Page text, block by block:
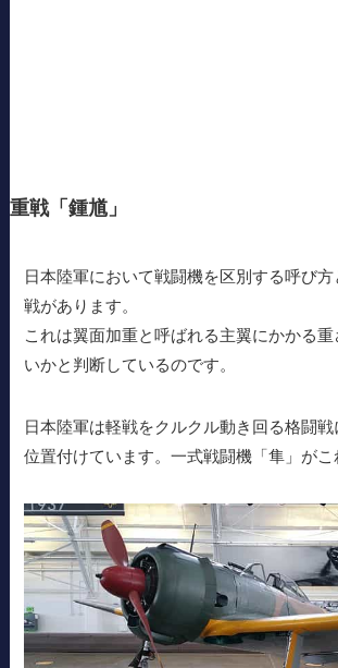
重戦「鍾馗」
日本陸軍において戦闘機を区別する呼び
戦があります。
これは翼面加重と呼ばれる主翼にかかる
いかと判断しているのです。
日本陸軍は軽戦をクルクル動き回る格闘戦
位置付けています。一式戦闘機「隼」がこ